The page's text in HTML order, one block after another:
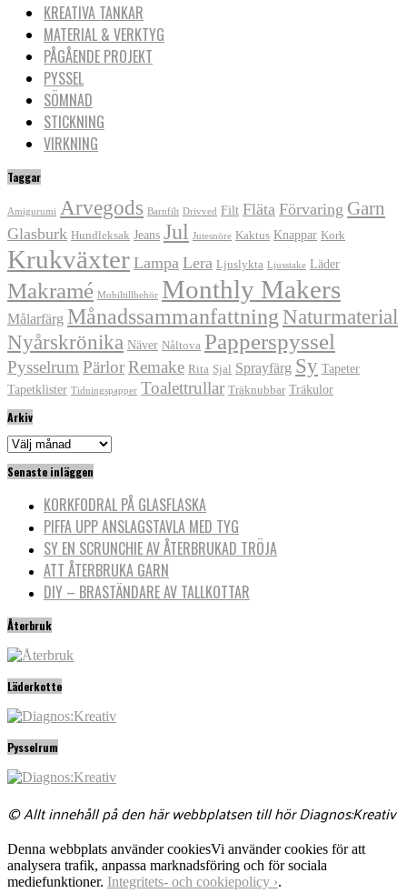
KREATIVA TANKAR
MATERIAL & VERKTYG
PÅGÅENDE PROJEKT
PYSSEL
SÖMNAD
STICKNING
VIRKNING
Taggar
Amigurumi Arvegods Barnfilt Drivved Filt Fläta Förvaring Garn
Glasburk Hundleksak Jeans Jul Jutesnöre Kaktus Knappar Kork
Krukväxter Lampa Lera Ljuslykta Ljusstake Läder
Makramé Mobiltillbehör Monthly Makers
Målarfärg Månadssammanfattning Naturmaterial
Nyårskrönika Näver Nåltova Papperspyssel
Pysselrum PärlorRemake Rita Sjal Sprayfärg Sy Tapeter
Tapetklister Tidningspapper Toalettrullar Träknubbar Träkulor
Arkiv
Arkiv
Senaste inläggen
KORKFODRAL PÅ GLASFLASKA
PIFFA UPP ANSLAGSTAVLA MED TYG
SY EN SCRUNCHIE AV ÅTERBRUKAD TRÖJA
ATT ÅTERBRUKA GARN
DIY – BRASTÄNDARE AV TALLKOTTAR
Återbruk
Läderkotte
Pysselrum
© Allt innehåll på den här webbplatsen till hör Diagnos:Kreativ
Denna webbplats använder cookiesVi använder cookies för att
analysera trafik, anpassa marknadsföring och för sociala
mediefunktioner. Integritets- och cookiepolicy ›.